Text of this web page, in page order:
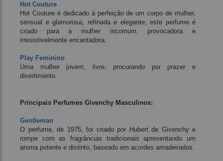
Hot Couture
Hot Couture é dedicado à perfeição de um corpo de mulher,
sensual e glamurosa, refinada e elegante, este perfume é
criado para a mulher incomum, provocadora e
irresistivelmente encantadora.
Play Feminino
Uma mulher jovem, livre, procurando por prazer e
divertimento.
Principais Perfumes Givenchy Masculinos:
Gentleman
O perfume, de 1975, foi criado por Hubert de Givenchy e
rompe com as fragrâncias tradicionais apresentando um
aroma potente e distinto, baseado em acordes amadeirados.